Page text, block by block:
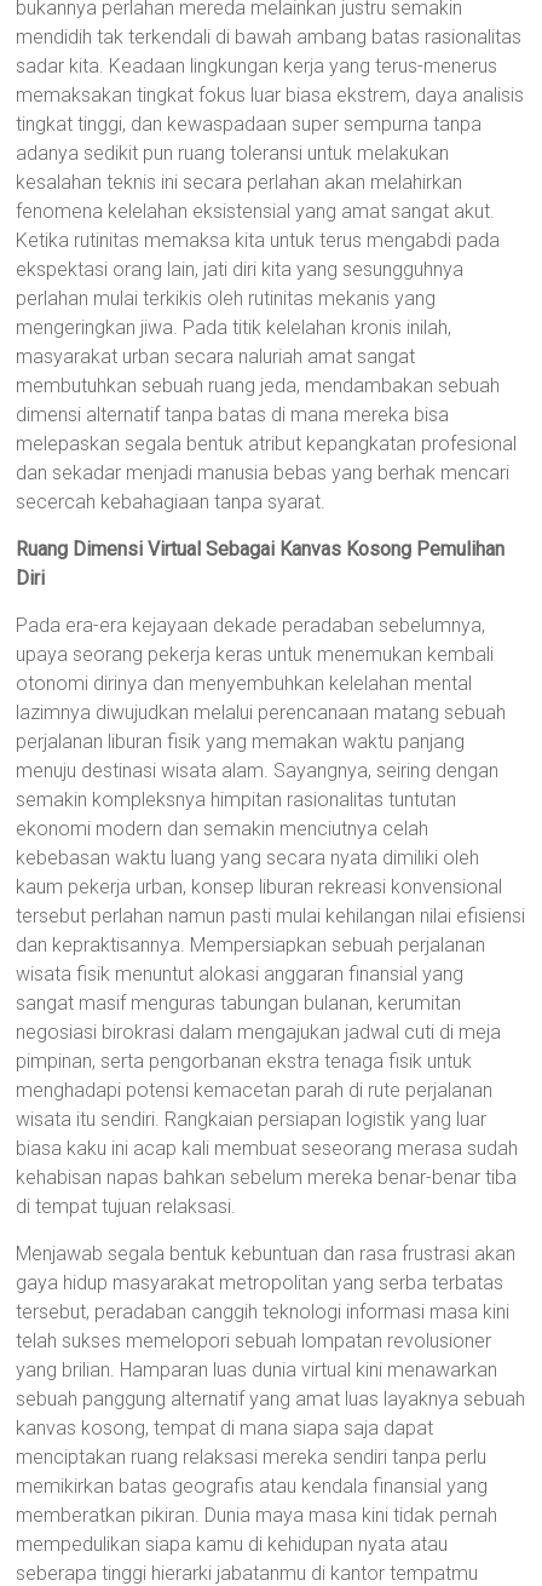
bukannya perlahan mereda melainkan justru semakin
mendidih tak terkendali di bawah ambang batas rasionalitas
sadar kita. Keadaan lingkungan kerja yang terus-menerus
memaksakan tingkat fokus luar biasa ekstrem, daya analisis
tingkat tinggi, dan kewaspadaan super sempurna tanpa
adanya sedikit pun ruang toleransi untuk melakukan
kesalahan teknis ini secara perlahan akan melahirkan
fenomena kelelahan eksistensial yang amat sangat akut.
Ketika rutinitas memaksa kita untuk terus mengabdi pada
ekspektasi orang lain, jati diri kita yang sesungguhnya
perlahan mulai terkikis oleh rutinitas mekanis yang
mengeringkan jiwa. Pada titik kelelahan kronis inilah,
masyarakat urban secara naluriah amat sangat
membutuhkan sebuah ruang jeda, mendambakan sebuah
dimensi alternatif tanpa batas di mana mereka bisa
melepaskan segala bentuk atribut kepangkatan profesional
dan sekadar menjadi manusia bebas yang berhak mencari
secercah kebahagiaan tanpa syarat.
Ruang Dimensi Virtual Sebagai Kanvas Kosong Pemulihan
Diri
Pada era-era kejayaan dekade peradaban sebelumnya,
upaya seorang pekerja keras untuk menemukan kembali
otonomi dirinya dan menyembuhkan kelelahan mental
lazimnya diwujudkan melalui perencanaan matang sebuah
perjalanan liburan fisik yang memakan waktu panjang
menuju destinasi wisata alam. Sayangnya, seiring dengan
semakin kompleksnya himpitan rasionalitas tuntutan
ekonomi modern dan semakin menciutnya celah
kebebasan waktu luang yang secara nyata dimiliki oleh
kaum pekerja urban, konsep liburan rekreasi konvensional
tersebut perlahan namun pasti mulai kehilangan nilai efisiensi
dan kepraktisannya. Mempersiapkan sebuah perjalanan
wisata fisik menuntut alokasi anggaran finansial yang
sangat masif menguras tabungan bulanan, kerumitan
negosiasi birokrasi dalam mengajukan jadwal cuti di meja
pimpinan, serta pengorbanan ekstra tenaga fisik untuk
menghadapi potensi kemacetan parah di rute perjalanan
wisata itu sendiri. Rangkaian persiapan logistik yang luar
biasa kaku ini acap kali membuat seseorang merasa sudah
kehabisan napas bahkan sebelum mereka benar-benar tiba
di tempat tujuan relaksasi.
Menjawab segala bentuk kebuntuan dan rasa frustrasi akan
gaya hidup masyarakat metropolitan yang serba terbatas
tersebut, peradaban canggih teknologi informasi masa kini
telah sukses memelopori sebuah lompatan revolusioner
yang brilian. Hamparan luas dunia virtual kini menawarkan
sebuah panggung alternatif yang amat luas layaknya sebuah
kanvas kosong, tempat di mana siapa saja dapat
menciptakan ruang relaksasi mereka sendiri tanpa perlu
memikirkan batas geografis atau kendala finansial yang
memberatkan pikiran. Dunia maya masa kini tidak pernah
mempedulikan siapa kamu di kehidupan nyata atau
seberapa tinggi hierarki jabatanmu di kantor tempatmu